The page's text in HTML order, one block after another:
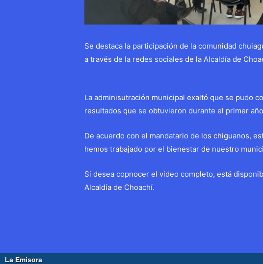
Se destaca la participación de la comunidad
a través de la redes sociales de la Alcaldía de
La adminisutración municipal exaltó que se pudo
resultados que se obtuvieron durante el primer
De acuerdo con el mandatario de los chiguanos,
hemos trabajado por el bienestar de nuestro
Si desea copnocer el video completo, está
Alcaldía de Choachí.
Navegación